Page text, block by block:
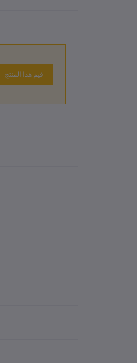
قيم هذا المنتج